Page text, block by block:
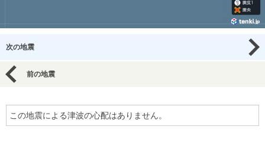
次の地震
前の地震
この地震による津波の心配はありません。